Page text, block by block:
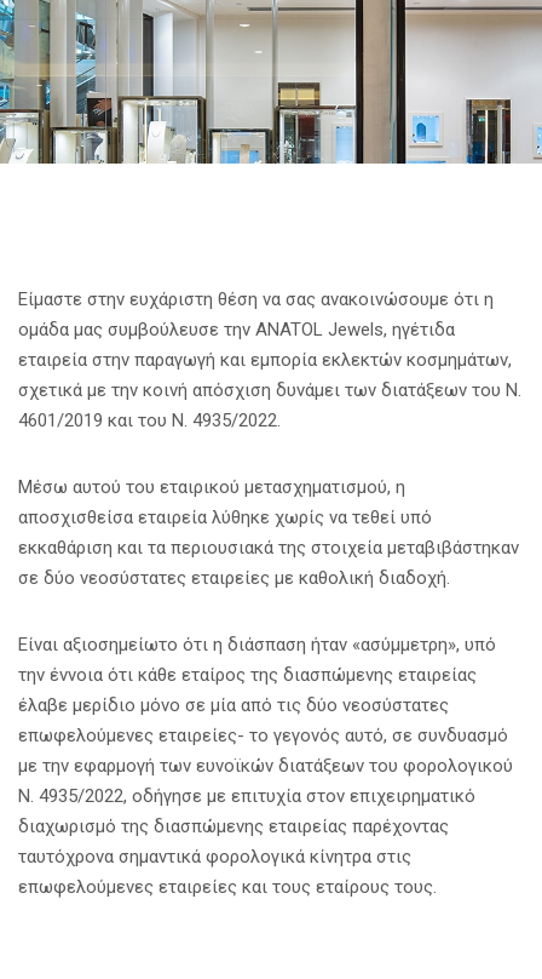
Είμαστε στην ευχάριστη θέση να σας ανακοινώσουμε ότι η
ομάδα μας συμβούλευσε την ANATOL Jewels, ηγέτιδα
εταιρεία στην παραγωγή και εμπορία εκλεκτών κοσμημάτων,
σχετικά με την κοινή απόσχιση δυνάμει των διατάξεων του Ν.
4601/2019 και του Ν. 4935/2022.
Μέσω αυτού του εταιρικού μετασχηματισμού, η
αποσχισθείσα εταιρεία λύθηκε χωρίς να τεθεί υπό
εκκαθάριση και τα περιουσιακά της στοιχεία μεταβιβάστηκαν
σε δύο νεοσύστατες εταιρείες με καθολική διαδοχή.
Είναι αξιοσημείωτο ότι η διάσπαση ήταν «ασύμμετρη», υπό
την έννοια ότι κάθε εταίρος της διασπώμενης εταιρείας
έλαβε μερίδιο μόνο σε μία από τις δύο νεοσύστατες
επωφελούμενες εταιρείες- το γεγονός αυτό, σε συνδυασμό
με την εφαρμογή των ευνοϊκών διατάξεων του φορολογικού
Ν. 4935/2022, οδήγησε με επιτυχία στον επιχειρηματικό
διαχωρισμό της διασπώμενης εταιρείας παρέχοντας
ταυτόχρονα σημαντικά φορολογικά κίνητρα στις
επωφελούμενες εταιρείες και τους εταίρους τους.